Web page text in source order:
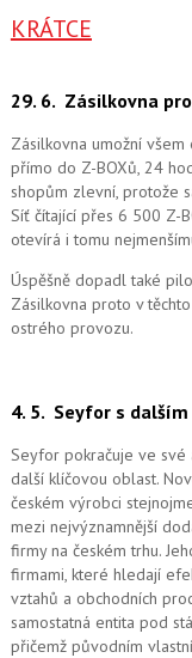
KRÁTCE
29. 6. Zásilkovna
Zásilkovna umožní
přímo do Z-BOXů, 24
shopům zlevní, protože
Síť čítající přes 6 500 Z-
otevírá i tomu
Úspěšně dopadl také
Zásilkovna proto v
ostrého provozu.
4. 5. Seyfor s
Seyfor pokračuje ve
další klíčovou oblast.
českém výrobci
mezi nejvýznamnější
firmy na českém trhu.
firmami, které hledají
vztahů a obchodních
samostatná entita pod
přičemž původním